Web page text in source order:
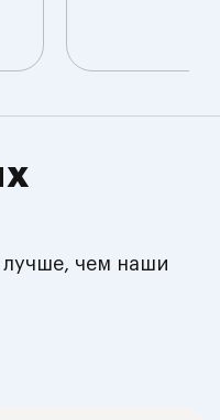
лучше, чем наши